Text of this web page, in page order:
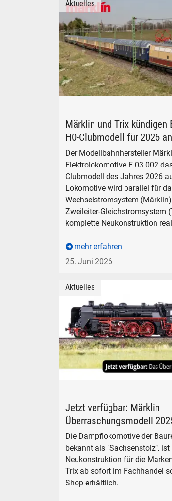
Märklin und Trix kündigen
H0-Clubmodell für 2026 an
Der Modellbahnhersteller
Elektrolokomotive E 03 002
Clubmodell des Jahres 2026
Lokomotive wird parallel für
Wechselstromsystem
Zweileiter-Gleichstromsystem
komplette Neukonstruktion
mehr erfahren
25. Juni 2026
Aktuelles
Märklin Überraschungsmodell
Jetzt verfügbar: Märklin
Überraschungsmodell
Die Dampflokomotive der
bekannt als "Sachsenstolz",
Neukonstruktion für die
Trix ab sofort im Fachhandel
Shop erhältlich.
Aktuelles